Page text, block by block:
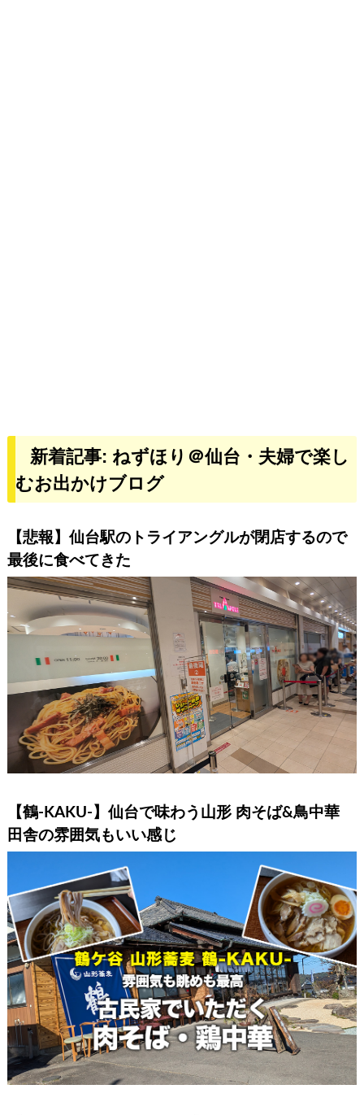
新着記事: ねずほり＠仙台・夫婦で楽し
むお出かけブログ
【悲報】仙台駅のトライアングルが閉店するので
最後に食べてきた
【鶴-KAKU-】仙台で味わう山形 肉そば&鳥中華
田舎の雰囲気もいい感じ